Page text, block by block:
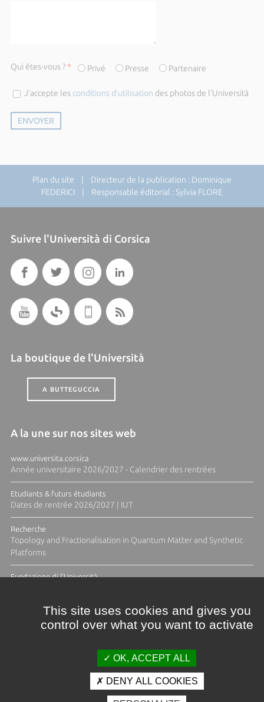
Qui êtes-vous ?* Privé Presse Partenaire
J’accepte les conditions d’utilisation des photos de l'Università
Plan du site | Directeur de la publication : Dominique
FEDERICI | Responsable éditorial : Sylvia FLORE
Suivre l'Università di Corsica
La boutique de l'Università
A BUTTEGUCCIA
A la une sur nos sites web
www.universita.corsica
Année universitaire 2026/2027 - Calendrier des rentrées
Etudiants & futurs étudiants
Dates de rentrée 2026/2027 | IUT
Recherche
Topology and Fractionalisation in Quantum Matter and Synthetic
Platforms
Fundazione di l'Università
Crédits et mentions légales
This site uses cookies and gives you
control over what you want to activate
OK, ACCEPT ALL
DENY ALL COOKIES